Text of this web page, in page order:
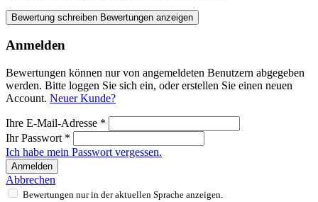
Bewertung schreiben Bewertungen anzeigen
Anmelden
Bewertungen können nur von angemeldeten Benutzern abgegeben
werden. Bitte loggen Sie sich ein, oder erstellen Sie einen neuen
Account. Neuer Kunde?
Ihre E-Mail-Adresse *
Ihr Passwort *
Ich habe mein Passwort vergessen.
Anmelden
Abbrechen
Bewertungen nur in der aktuellen Sprache anzeigen.